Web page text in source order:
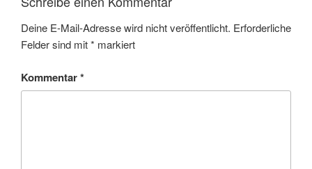
Deine E-Mail-Adresse wird nicht veröffentlicht. Erforderliche
Felder sind mit* markiert
Kommentar*